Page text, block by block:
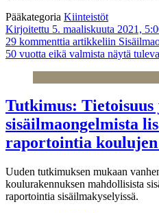
Pääkategoria Kiinteistöt
Kirjoitettu 5. maaliskuuta 2021,
29 kommenttia artikkeliin
50 vuotta eikä valmista näytä
Tutkimus:
sisäilmaongelmista
raportointia koulujen
Uuden tutkimuksen mukaan
koulurakennuksen mahdollisista
raportointia sisäilmakyselyissä.